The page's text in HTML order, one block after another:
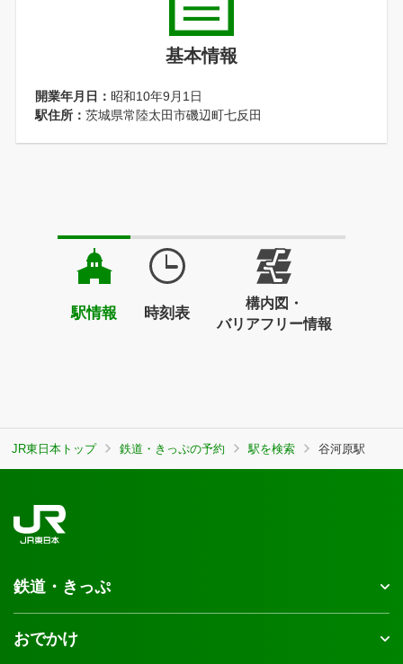
基本情報
開業年月日： 昭和10年9月1日
駅住所： 茨城県常陸太田市磯辺町七反田
駅情報 時刻表
構内図・
バリアフリー情報
JR東日本トップ 鉄道・きっぷの予約 駅を検索 谷河原駅
鉄道・きっぷ
おでかけ